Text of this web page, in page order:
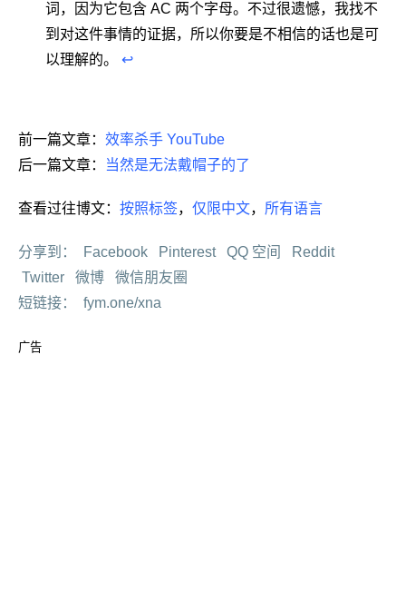
词，因为它包含 AC 两个字母。不过很遗憾，我找不
到对这件事情的证据，所以你要是不相信的话也是可
以理解的。 ↩
前一篇文章： 效率杀手 YouTube
后一篇文章：
当然是无法戴帽子的了
查看过往博文： 按照标签， 仅限中文， 所有语言
分享到： Facebook Pinterest QQ 空间
Reddit
Twitter
微博
微信朋友圈
短链接：
fym.one/xna
广告